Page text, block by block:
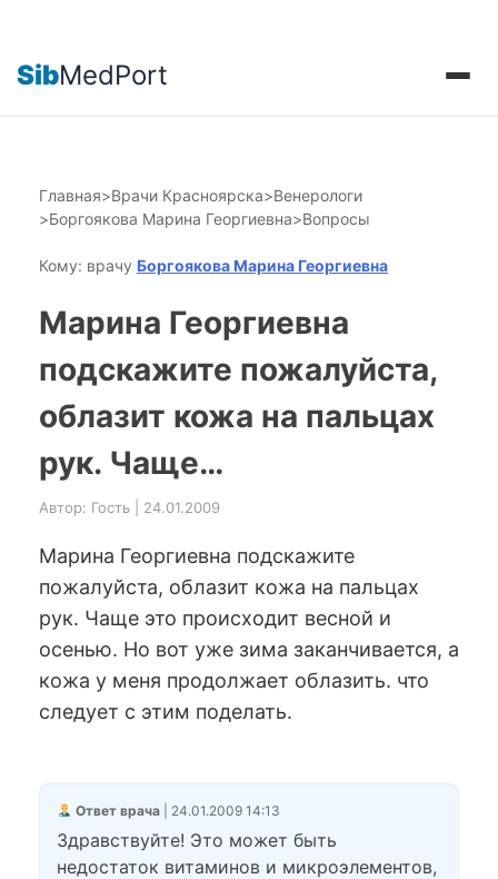
SibMedPort
Главная>Врачи Красноярска>Венерологи
>Боргоякова Марина Георгиевна>Вопросы
Кому: врачу Боргоякова Марина Георгиевна
Марина Георгиевна
подскажите пожалуйста,
облазит кожа на пальцах
рук. Чаще…
Автор: Гость | 24.01.2009
Марина Георгиевна подскажите
пожалуйста, облазит кожа на пальцах
рук. Чаще это происходит весной и
осенью. Но вот уже зима заканчивается, а
кожа у меня продолжает облазить. что
следует с этим поделать.
Ответ врача| 24.01.2009 14:13
Здравствуйте! Это может быть
недостаток витаминов и микроэлементов,